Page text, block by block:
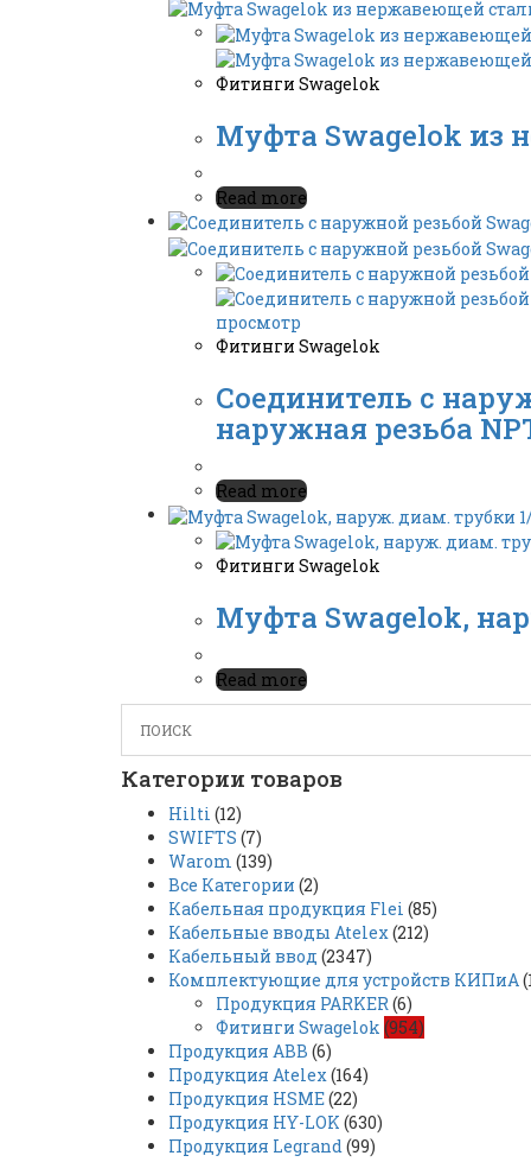
Фитинги Swagelok
Муфта Swagelok из
Read more
просмотр
Фитинги Swagelok
Соединитель с
наружная резьба
Read more
Фитинги Swagelok
Муфта Swagelok,
Read more
Категории товаров
Hilti (12)
SWIFTS (7)
Warom (139)
Все Категории (2)
Кабельная продукция Flei (85)
Кабельные вводы Atelex(212)
Кабельный ввод (2347)
Комплектующие для устройств КИПиА
Продукция PARKER(6)
Фитинги Swagelok (954)
Продукция ABB (6)
Продукция Atelex(164)
Продукция HSME(22)
Продукция HY-LOK (630)
Продукция Legrand(99)